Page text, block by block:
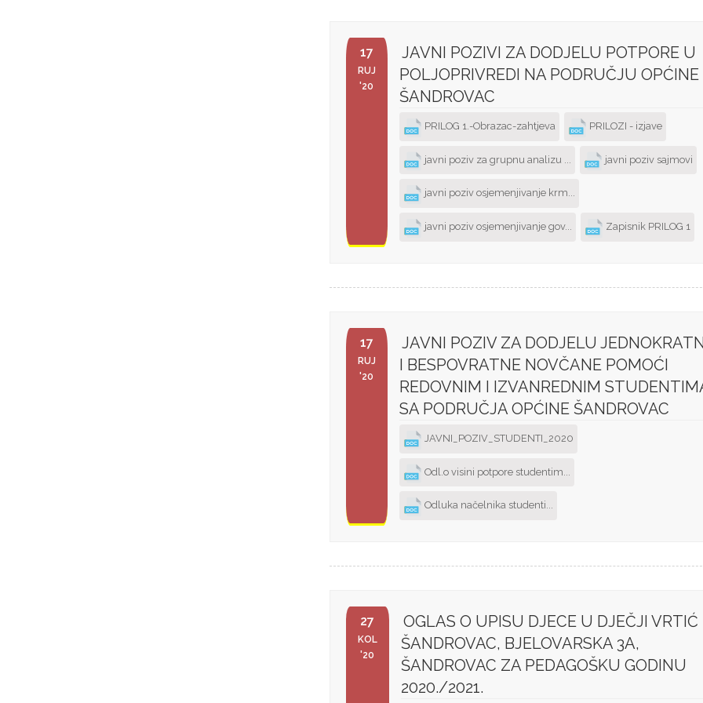
17
RUJ
'20
JAVNI POZIVI ZA DODJELU POTPORE U
POLJOPRIVREDI NA PODRUČJU OPĆINE
ŠANDROVAC
PRILOG 1.-Obrazac-zahtjeva PRILOZI - izjave
javni poziv za grupnu analizu ... javni poziv sajmovi
javni poziv osjemenjivanje krm...
javni poziv osjemenjivanje gov... Zapisnik PRILOG 1
17
RUJ
'20
JAVNI POZIV ZA DODJELU
I BESPOVRATNE NOVČANE POMOĆI
REDOVNIM I IZVANREDNIM
SA PODRUČJA OPĆINE ŠANDROVAC
JAVNI_POZIV_STUDENTI_2020
Odl.o visini potpore studentim...
Odluka načelnika studenti...
27
KOL
'20
OGLAS O UPISU DJECE U DJEČJI VRTIĆ
ŠANDROVAC, BJELOVARSKA 3A,
ŠANDROVAC ZA PEDAGOŠKU GODINU
2020./2021.